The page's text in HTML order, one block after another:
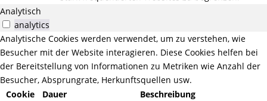
Analytisch
analytics
Analytische Cookies werden verwendet, um zu verstehen, wie
Besucher mit der Website interagieren. Diese Cookies helfen bei
der Bereitstellung von Informationen zu Metriken wie Anzahl der
Besucher, Absprungrate, Herkunftsquellen usw.
Cookie
Dauer Beschreibung